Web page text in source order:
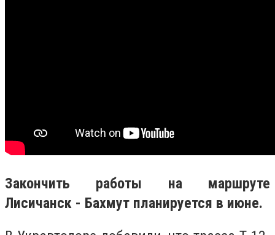
Закончить работы на маршруте
Лисичанск - Бахмут планируется в июне.